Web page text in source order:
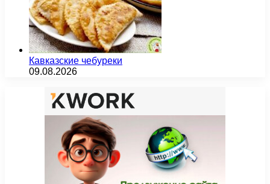
Кавказские чебуреки
09.08.2026